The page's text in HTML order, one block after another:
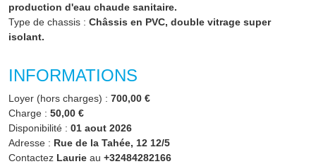
production d'eau chaude sanitaire.
Type de chassis : Châssis en PVC, double vitrage super
isolant.
INFORMATIONS
Loyer (hors charges) : 700,00 €
Charge : 50,00 €
Disponibilité : 01 aout 2026
Adresse : Rue de la Tahée, 12 12/5
Contactez Laurie au +32484282166